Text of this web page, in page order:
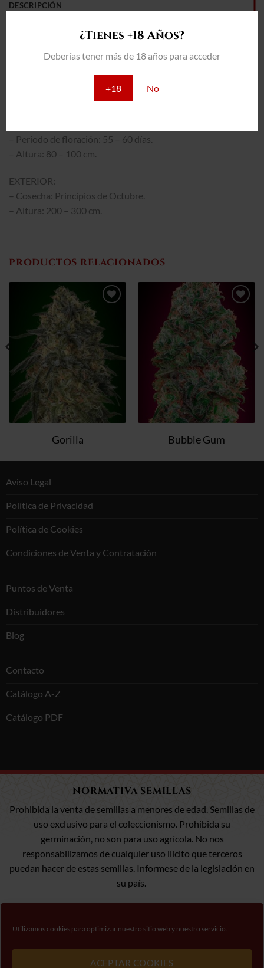
Utilizamos cookies para optimizar nuestro sitio web y nuestro servicio.
ACEPTAR COOKIES
¿Tienes +18 Años?
Deberías tener más de 18 años para acceder
+18 No
DESCRIPCIÓN
INFORMACIÓN ADICIONAL
VALORACIONES (0)
– Periodo de floración: 55 – 60 días.
– Altura: 80 – 100 cm.
EXTERIOR:
– Cosecha: Principios de Octubre.
– Altura: 200 – 300 cm.
PRODUCTOS RELACIONADOS
lista de
deseos
Gorilla
Añadir
a la
lista de
deseos
Bubble Gum
Aviso Legal
Política de Privacidad
Política de Cookies
Condiciones de Venta y Contratación
Puntos de Venta
Distribuidores
Blog
Contacto
Catálogo A-Z
Catálogo PDF
NORMATIVA SEMILLAS
Prohibida la venta de semillas a menores de edad. Semillas de
uso exclusivo para el coleccionismo. Prohibida su
germinación, no son para uso agrícola. No nos
responsabilizamos de cualquier uso ilícito que terceros
puedan hacer de estas semillas. Informese de la legislación en
su país.